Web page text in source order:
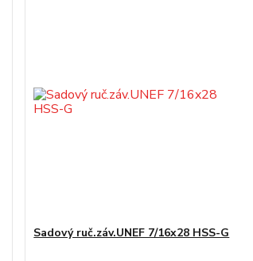
Sadový ruč.záv.UNEF 7/16x28 HSS-G